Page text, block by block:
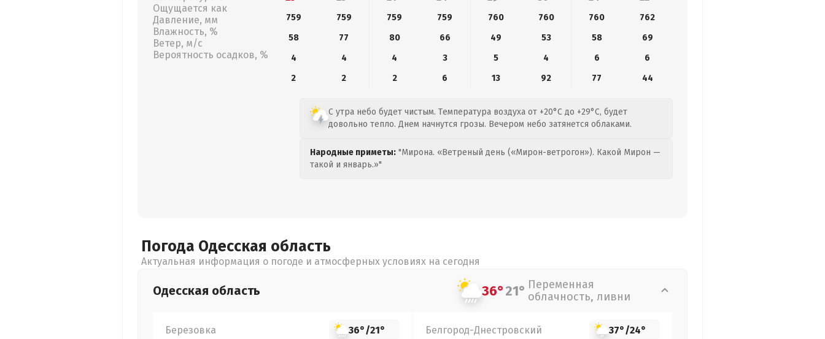
Ощущается как
Давление, мм
Влажность, %
Ветер, м/с
Вероятность осадков, %
759 759 759 759 760 760 760
762
58
77 80 66 49 53 58
69
4
4 4 3 5 4 6
6
2
2 2 6 13 92 77 44
С утра небо будет чистым. Температура воздуха от +20°C до +29°C, будет
довольно тепло. Днем начнутся грозы. Вечером небо затянется облаками.
Народные приметы: "Мирона. «Ветреный день («Мирон-ветрогон»). Какой Мирон —
такой и январь.»"
Погода Одесская область
Актуальная информация о погоде и атмосферных условиях на сегодня
Одесская область 36°21° Переменная
облачность, ливни
Березовка 36°/21° Белгород-Днестровский 37°/24°